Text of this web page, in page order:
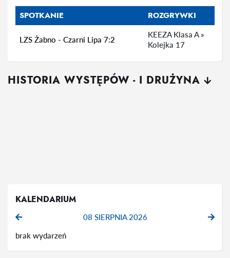
SPOTKANIE ROZGRYWKI
LZS Żabno - Czarni Lipa 7:2
KEEZA Klasa A »
Kolejka 17
HISTORIA WYSTĘPÓW - I DRUŻYNA
KALENDARIUM
08 SIERPNIA 2026
brak wydarzeń